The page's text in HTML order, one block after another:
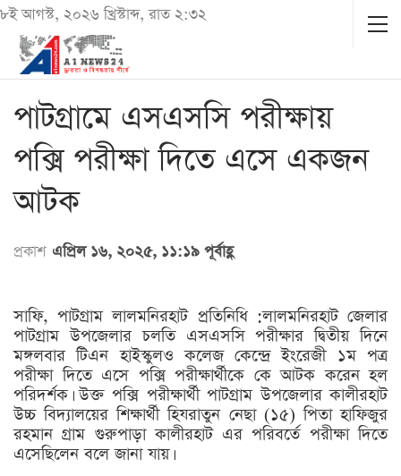
৮ই আগস্ট, ২০২৬ খ্রিস্টাব্দ, রাত ২:৩২
পাটগ্রামে এসএসসি পরীক্ষায়
পক্সি পরীক্ষা দিতে এসে একজন
আটক
প্রকাশ এপ্রিল ১৬, ২০২৫, ১১:১৯ পূর্বাহ্ণ
সাফি, পাটগ্রাম লালমনিরহাট প্রতিনিধি :লালমনিরহাট জেলার
পাটগ্রাম উপজেলার চলতি এসএসসি পরীক্ষার দ্বিতীয় দিনে
মঙ্গলবার টিএন হাইস্কুলও কলেজ কেন্দ্রে ইংরেজী ১ম পত্র
পরীক্ষা দিতে এসে পক্সি পরীক্ষার্থীকে কে আটক করেন হল
পরিদর্শক। উক্ত পক্সি পরীক্ষার্থী পাটগ্রাম উপজেলার কালীরহাট
উচ্চ বিদ্যালয়ের শিক্ষার্থী হিযরাতুন নেছা (১৫) পিতা হাফিজুর
রহমান গ্রাম গুরুপাড়া কালীরহাট এর পরিবর্তে পরীক্ষা দিতে
এসেছিলেন বলে জানা যায়।